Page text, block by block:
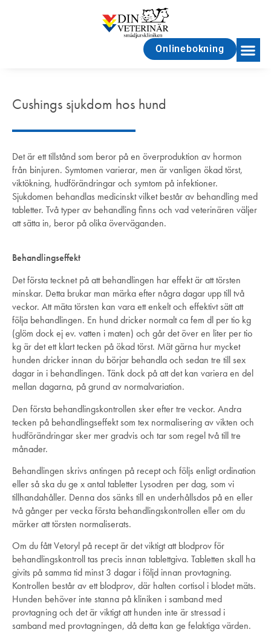
Onlinebokning
Cushings sjukdom hos hund
Det är ett tillstånd som beror på en överproduktion av hormon
från binjuren. Symtomen varierar, men är vanligen ökad törst,
viktökning, hudförändringar och symtom på infektioner.
Sjukdomen behandlas medicinskt vilket består av behandling med
tabletter. Två typer av behandling finns och vad veterinären väljer
att sätta in, beror på olika överväganden.
Behandlingseffekt
Det första tecknet på att behandlingen har effekt är att törsten
minskar. Detta brukar man märka efter några dagar upp till två
veckor. Att mäta törsten kan vara ett enkelt och effektivt sätt att
följa behandlingen. En hund dricker normalt ca fem dl per tio kg
(glöm dock ej ev. vatten i maten) och går det över en liter per tio
kg är det ett klart tecken på ökad törst. Mät gärna hur mycket
hunden dricker innan du börjar behandla och sedan tre till sex
dagar in i behandlingen. Tänk dock på att det kan variera en del
mellan dagarna, på grund av normalvariation.
Den första behandlingskontrollen sker efter tre veckor. Andra
tecken på behandlingseffekt som tex normalisering av vikten och
hudförändringar sker mer gradvis och tar som regel två till tre
månader.
Behandlingen skrivs antingen på recept och följs enligt ordination
eller så ska du ge x antal tabletter Lysodren per dag, som vi
tillhandahåller. Denna dos sänks till en underhållsdos på en eller
två gånger per vecka första behandlingskontrollen eller om du
märker att törsten normaliserats.
Om du fått Vetoryl på recept är det viktigt att blodprov för
behandlingskontroll tas precis innan tablettgiva. Tabletten skall ha
givits på samma tid minst 3 dagar i följd innan provtagning.
Kontrollen består av ett blodprov, där halten cortisol i blodet mäts.
Hunden behöver inte stanna på kliniken i samband med
provtagning och det är viktigt att hunden inte är stressad i
samband med provtagningen, då detta kan ge felaktiga värden.